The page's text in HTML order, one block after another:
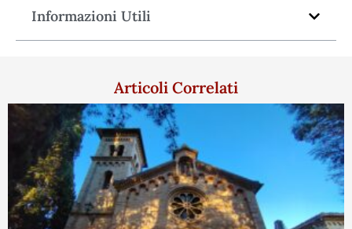
Informazioni Utili
Articoli Correlati